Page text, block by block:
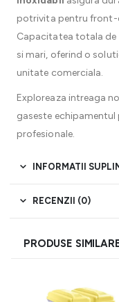
potrivita pentru front-
Capacitatea totala de
si mari, oferind o
unitate comerciala.
Exploreaza intreaga
gaseste
profesionale.
INFORMATII
RECENZII (0)
PRODUSE